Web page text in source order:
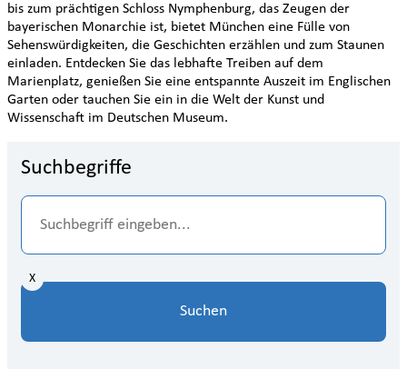
bis zum prächtigen Schloss Nymphenburg, das Zeugen der
bayerischen Monarchie ist, bietet München eine Fülle von
Sehenswürdigkeiten, die Geschichten erzählen und zum Staunen
einladen. Entdecken Sie das lebhafte Treiben auf dem
Marienplatz, genießen Sie eine entspannte Auszeit im Englischen
Garten oder tauchen Sie ein in die Welt der Kunst und
Wissenschaft im Deutschen Museum.
Suchbegriffe
X
Suchen